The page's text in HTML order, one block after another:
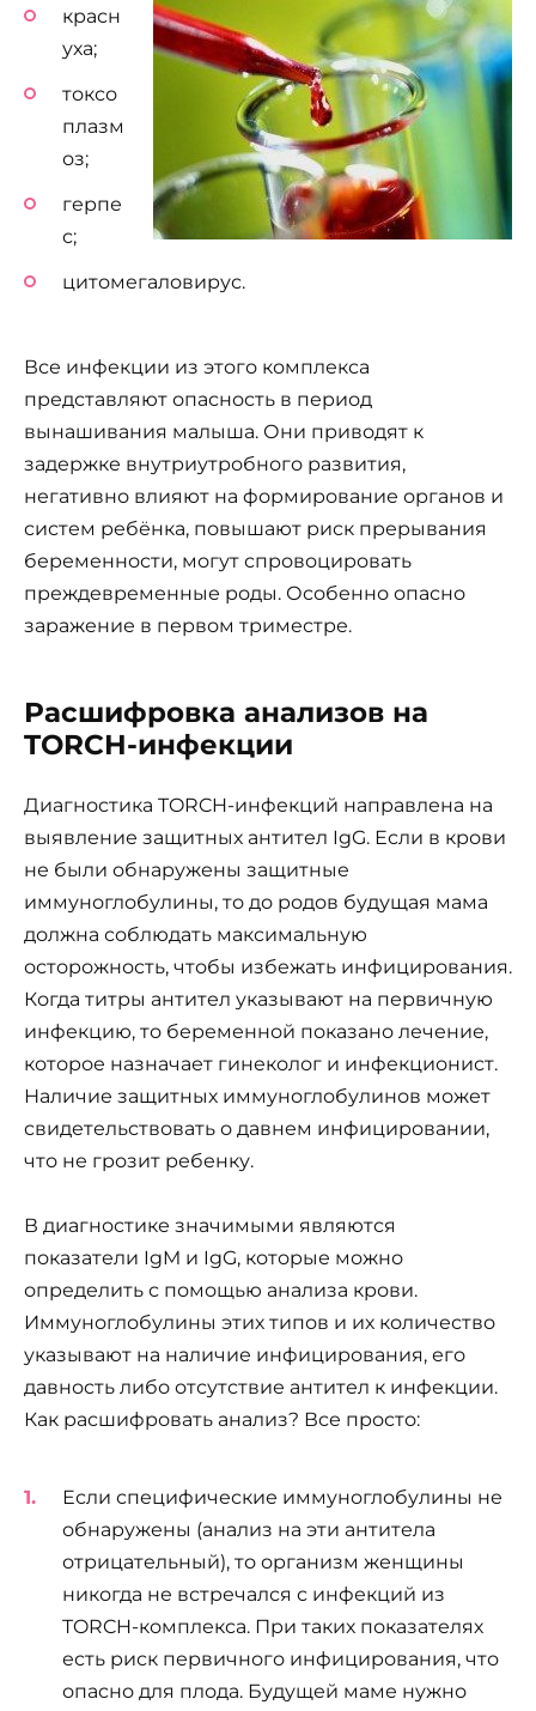
красн
уха;
токсо
плазм
оз;
герпе
с;
цитомегаловирус.
Все инфекции из этого комплекса
представляют опасность в период
вынашивания малыша. Они приводят к
задержке внутриутробного развития,
негативно влияют на формирование органов и
систем ребёнка, повышают риск прерывания
беременности, могут спровоцировать
преждевременные роды. Особенно опасно
заражение в первом триместре.
Расшифровка анализов на
TORCH-инфекции
Диагностика TORCH-инфекций направлена на
выявление защитных антител IgG. Если в крови
не были обнаружены защитные
иммуноглобулины, то до родов будущая мама
должна соблюдать максимальную
осторожность, чтобы избежать инфицирования.
Когда титры антител указывают на первичную
инфекцию, то беременной показано лечение,
которое назначает гинеколог и инфекционист.
Наличие защитных иммуноглобулинов может
свидетельствовать о давнем инфицировании,
что не грозит ребенку.
В диагностике значимыми являются
показатели IgM и IgG, которые можно
определить с помощью анализа крови.
Иммуноглобулины этих типов и их количество
указывают на наличие инфицирования, его
давность либо отсутствие антител к инфекции.
Как расшифровать анализ? Все просто:
Если специфические иммуноглобулины не
обнаружены (анализ на эти антитела
отрицательный), то организм женщины
никогда не встречался с инфекций из
TORCH-комплекса. При таких показателях
есть риск первичного инфицирования, что
опасно для плода. Будущей маме нужно